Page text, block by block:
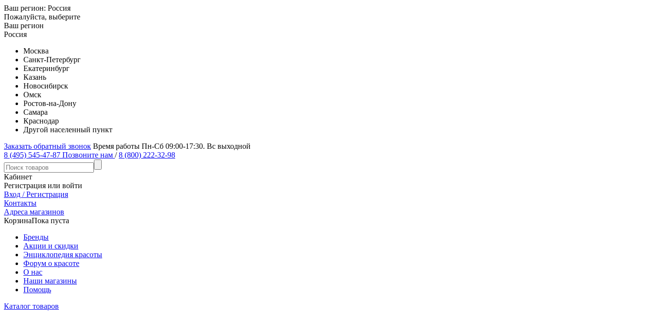
Ваш регион: Россия
Пожалуйста, выберите
Ваш регион
Россия
Москва
Санкт-Петербург
Екатеринбург
Казань
Новосибирск
Омск
Ростов-на-Дону
Самара
Краснодар
Другой населенный пункт
Заказать обратный звонок Время работы Пн-Сб 09:00-17:30. Вс выходной
8 (495) 545-47-87 Позвоните нам / 8 (800) 222-32-98
Кабинет
Регистрация или войти
Вход / Регистрация
Контакты
Адреса магазинов
КорзинаПока пуста
Бренды
Акции и скидки
Энциклопедия красоты
Форум о красоте
О нас
Наши магазины
Помощь
Каталог товаров